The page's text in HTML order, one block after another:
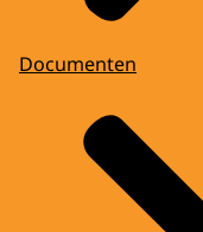
Documenten